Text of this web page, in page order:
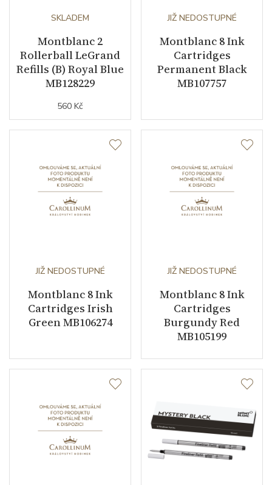
SKLADEM
Montblanc 2
Rollerball LeGrand
Refills (B) Royal Blue
MB128229
560 Kč
JIŽ NEDOSTUPNÉ
Montblanc 8 Ink
Cartridges
Permanent Black
MB107757
JIŽ NEDOSTUPNÉ
Montblanc 8 Ink
Cartridges Irish
Green MB106274
JIŽ NEDOSTUPNÉ
Montblanc 8 Ink
Cartridges
Burgundy Red
MB105199